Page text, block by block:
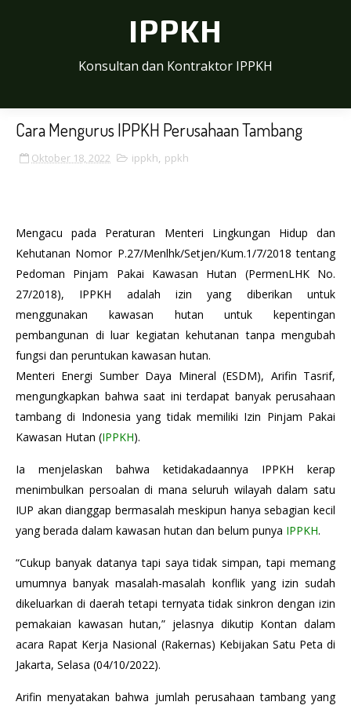
IPPKH
Konsultan dan Kontraktor IPPKH
Cara Mengurus IPPKH Perusahaan Tambang
Oktober 18, 2022 ippkh, ppkh
Mengacu pada Peraturan Menteri Lingkungan Hidup dan
Kehutanan Nomor P.27/Menlhk/Setjen/Kum.1/7/2018 tentang
Pedoman Pinjam Pakai Kawasan Hutan (PermenLHK No.
27/2018), IPPKH adalah izin yang diberikan untuk
menggunakan kawasan hutan untuk kepentingan
pembangunan di luar kegiatan kehutanan tanpa mengubah
fungsi dan peruntukan kawasan hutan.
Menteri Energi Sumber Daya Mineral (ESDM), Arifin Tasrif,
mengungkapkan bahwa saat ini terdapat banyak perusahaan
tambang di Indonesia yang tidak memiliki Izin Pinjam Pakai
Kawasan Hutan (IPPKH).
Ia menjelaskan bahwa ketidakadaannya IPPKH kerap
menimbulkan persoalan di mana seluruh wilayah dalam satu
IUP akan dianggap bermasalah meskipun hanya sebagian kecil
yang berada dalam kawasan hutan dan belum punya IPPKH.
“Cukup banyak datanya tapi saya tidak simpan, tapi memang
umumnya banyak masalah-masalah konflik yang izin sudah
dikeluarkan di daerah tetapi ternyata tidak sinkron dengan izin
pemakaian kawasan hutan,” jelasnya dikutip Kontan dalam
acara Rapat Kerja Nasional (Rakernas) Kebijakan Satu Peta di
Jakarta, Selasa (04/10/2022).
Arifin menyatakan bahwa jumlah perusahaan tambang yang